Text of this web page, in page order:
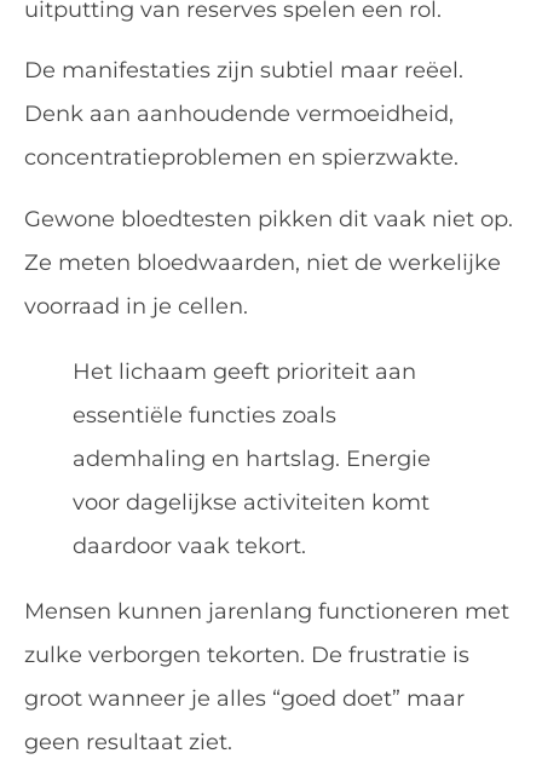
uitputting van reserves spelen een rol.
De manifestaties zijn subtiel maar reëel.
Denk aan aanhoudende vermoeidheid,
concentratieproblemen en spierzwakte.
Gewone bloedtesten pikken dit vaak niet op.
Ze meten bloedwaarden, niet de werkelijke
voorraad in je cellen.
Het lichaam geeft prioriteit aan
essentiële functies zoals
ademhaling en hartslag. Energie
voor dagelijkse activiteiten komt
daardoor vaak tekort.
Mensen kunnen jarenlang functioneren met
zulke verborgen tekorten. De frustratie is
groot wanneer je alles “goed doet” maar
geen resultaat ziet.